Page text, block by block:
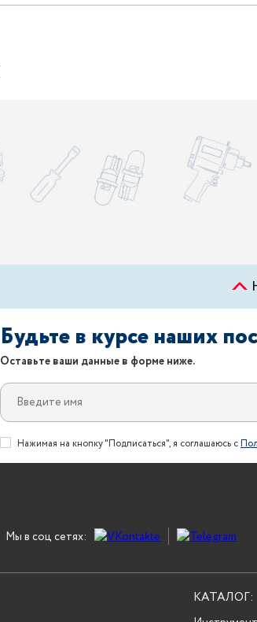
Будьте в курсе наших
Оставьте ваши данные в форме ниже.
Нажимая на кнопку "Подписаться", я соглашаюсь с
Мы в соц сетях:
КАТАЛОГ: